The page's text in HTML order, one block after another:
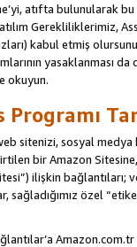
atıfta bulunularak
Gerekliliklerimiz,
kabul etmiş
yasaklanması
okuyun.
Programı
sitenizi, sosyal medya
bir Amazon
ilişkin bağlantıları;
sağladığımız özel